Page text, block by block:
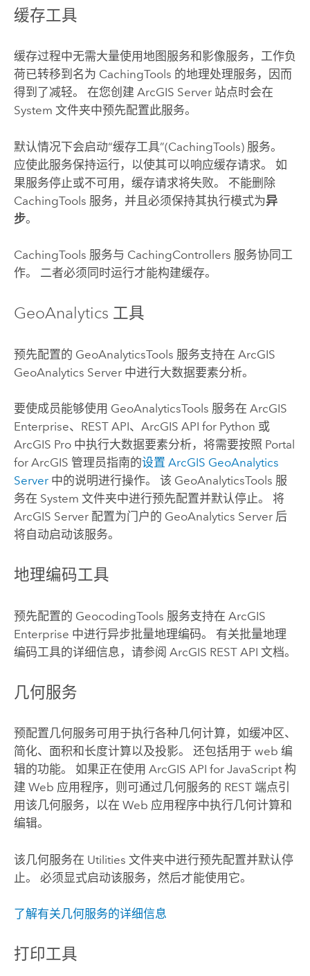
缓存工具
缓存过程中无需大量使用地图服务和影像服务，工作负
荷已转移到名为 CachingTools 的地理处理服务，因而
得到了减轻。 在您创建 ArcGIS Server站点时会在
System 文件夹中预先配置此服务。
默认情况下会启动“缓存工具”(CachingTools) 服务。
应使此服务保持运行，以使其可以响应缓存请求。 如
果服务停止或不可用，缓存请求将失败。 不能删除
CachingTools 服务，并且必须保持其执行模式为异
步。
CachingTools 服务与 CachingControllers 服务协同工
作。 二者必须同时运行才能构建缓存。
GeoAnalytics 工具
预先配置的 GeoAnalyticsTools 服务支持在 ArcGIS
GeoAnalytics Server中进行大数据要素分析。
要使成员能够使用 GeoAnalyticsTools 服务在 ArcGIS
Enterprise、REST API、 ArcGIS API for Python 或
ArcGIS Pro中执行大数据要素分析，将需要按照 Portal
for ArcGIS 管理员指南的设置 ArcGIS GeoAnalytics
Server中的说明进行操作。 该 GeoAnalyticsTools 服
务在 System 文件夹中进行预先配置并默认停止。 将
ArcGIS Server配置为门户的 GeoAnalytics Server后
将自动启动该服务。
地理编码工具
预先配置的 GeocodingTools 服务支持在 ArcGIS
Enterprise 中进行异步批量地理编码。 有关批量地理
编码工具的详细信息，请参阅 ArcGIS REST API 文档。
几何服务
预配置几何服务可用于执行各种几何计算，如缓冲区、
简化、面积和长度计算以及投影。 还包括用于 web 编
辑的功能。 如果正在使用 ArcGIS API for JavaScript构
建 Web 应用程序，则可通过几何服务的 REST 端点引
用该几何服务，以在 Web 应用程序中执行几何计算和
编辑。
该几何服务在 Utilities 文件夹中进行预先配置并默认停
止。 必须显式启动该服务，然后才能使用它。
了解有关几何服务的详细信息
打印工具